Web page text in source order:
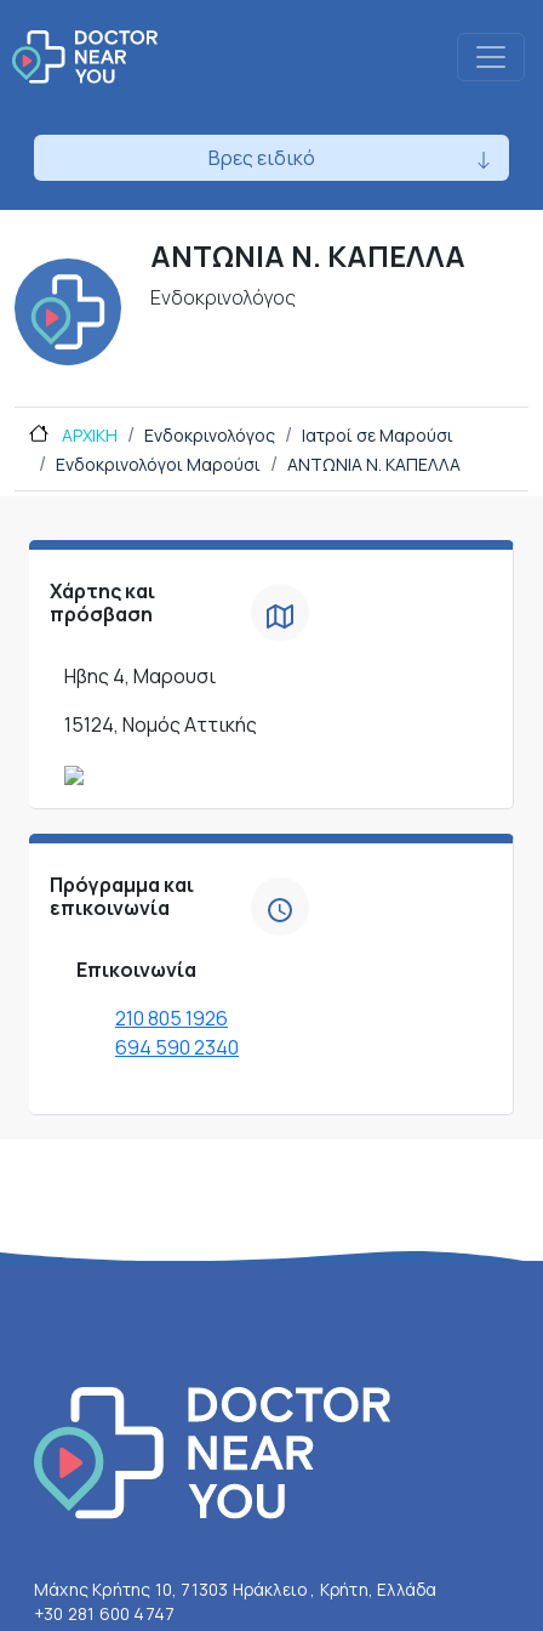
Βρες ειδικό
ΑΝΤΩΝΙΑ Ν. ΚΑΠΕΛΛΑ
Ενδοκρινολόγος
ΑΡΧΙΚΗ Ενδοκρινολόγος
Ιατροί σε Μαρούσι
Ενδοκρινολόγοι Μαρούσι
ΑΝΤΩΝΙΑ Ν. ΚΑΠΕΛΛΑ
Χάρτης και
πρόσβαση
Ηβης 4, Μαρουσι
15124, Νομός Αττικής
Πρόγραμμα και
επικοινωνία
Επικοινωνία
210 805 1926
694 590 2340
Μάχης Κρήτης 10, 71303 Ηράκλειο , Κρήτη, Ελλάδα
+30 281 600 4747